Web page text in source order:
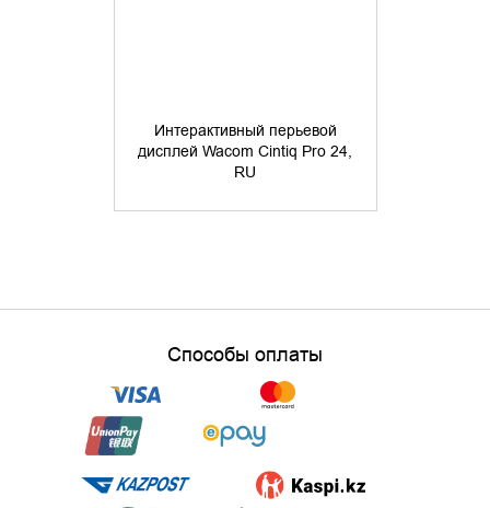
Интерактивный перьевой
дисплей Wacom Cintiq Pro 24,
RU
Способы оплаты